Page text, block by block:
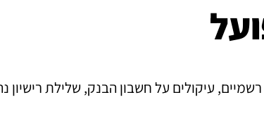
עיקולים על חשבון הבנק, שלילת רישיון